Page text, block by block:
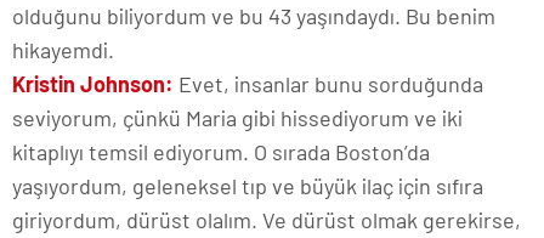
olduğunu biliyordum ve bu 43 yaşındaydı. Bu benim
hikayemdi.
Kristin Johnson: Evet, insanlar bunu sorduğunda
seviyorum, çünkü Maria gibi hissediyorum ve iki
kitaplıyı temsil ediyorum. O sırada Boston’da
yaşıyordum, geleneksel tıp ve büyük ilaç için sıfıra
giriyordum, dürüst olalım. Ve dürüst olmak gerekirse,